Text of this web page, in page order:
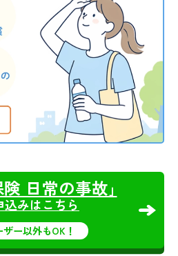
日常の事故｣
込みはこちら
ザー以外もOK！